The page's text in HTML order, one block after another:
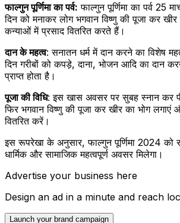
फाल्गुन पूर्णिमा का पर्व: फाल्गुन पूर्णिमा का पर्व 25
दिन को मनाकर लोग भगवान विष्णु की पूजा कर
कन्याओं में प्रसाद वितरित करते हैं।
दान के महत्व: सनातन धर्म में दान करने का विशेष
दिन गरीबों को कपड़े, दाना, भोजन आदि का दान
प्राप्त होता है।
पूजा की विधि: इस खास अवसर पर सुबह स्नान कर
फिर भगवान विष्णु की पूजा कर खीर का भोग लगाएं
वितरित करें।
इस रूपरेखा के अनुसार, फाल्गुन पूर्णिमा 2024 को
धार्मिक और सामाजिक महत्वपूर्ण अवसर मिलेगा।
Advertise your business here
Design an ad in a minute and reach
Launch your brand campaign